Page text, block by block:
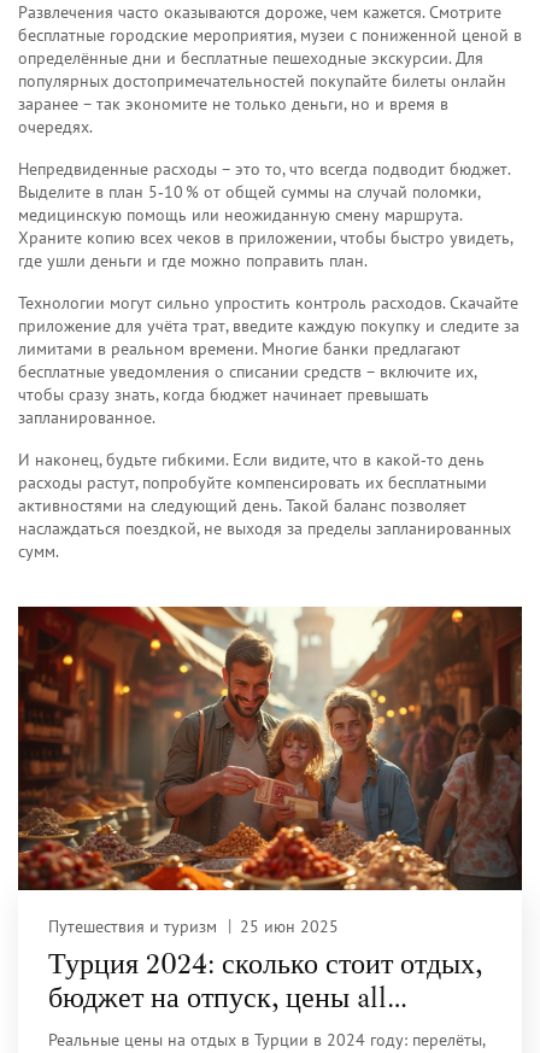
Развлечения часто оказываются дороже, чем кажется. Смотрите
бесплатные городские мероприятия, музеи с пониженной ценой в
определённые дни и бесплатные пешеходные экскурсии. Для
популярных достопримечательностей покупайте билеты онлайн
заранее – так экономите не только деньги, но и время в
очередях.
Непредвиденные расходы – это то, что всегда подводит бюджет.
Выделите в план 5‑10 % от общей суммы на случай поломки,
медицинскую помощь или неожиданную смену маршрута.
Храните копию всех чеков в приложении, чтобы быстро увидеть,
где ушли деньги и где можно поправить план.
Технологии могут сильно упростить контроль расходов. Скачайте
приложение для учёта трат, введите каждую покупку и следите за
лимитами в реальном времени. Многие банки предлагают
бесплатные уведомления о списании средств – включите их,
чтобы сразу знать, когда бюджет начинает превышать
запланированное.
И наконец, будьте гибкими. Если видите, что в какой‑то день
расходы растут, попробуйте компенсировать их бесплатными
активностями на следующий день. Такой баланс позволяет
наслаждаться поездкой, не выходя за пределы запланированных
сумм.
Путешествия и туризм 25 июн 2025
Турция 2024: сколько стоит отдых,
бюджет на отпуск, цены all
inclusive
Реальные цены на отдых в Турции в 2024 году: перелёты,